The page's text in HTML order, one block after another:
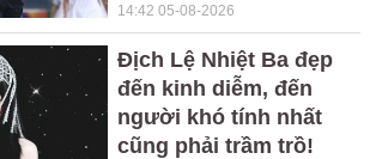
14:42 05-08-2026
Địch Lệ Nhiệt Ba đẹp
đến kinh diễm, đến
người khó tính nhất
cũng phải trầm trồ!